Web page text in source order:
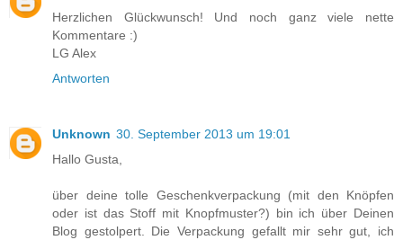
Herzlichen Glückwunsch! Und noch ganz viele nette
Kommentare :)
LG Alex
Antworten
Unknown 30. September 2013 um 19:01
Hallo Gusta,
über deine tolle Geschenkverpackung (mit den Knöpfen
oder ist das Stoff mit Knopfmuster?) bin ich über Deinen
Blog gestolpert. Die Verpackung gefallt mir sehr gut, ich